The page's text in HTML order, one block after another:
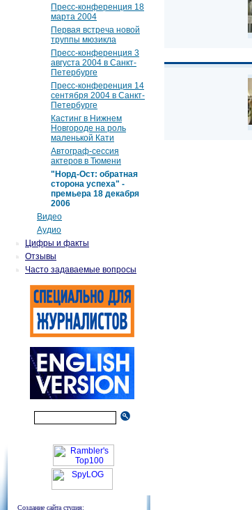
Пресс-конференция 18
марта 2004
Первая встреча новой
труппы мюзикла
Пресс-конференция 3
августа 2004 в Санкт-
Петербурге
Пресс-конференция 14
сентября 2004 в Санкт-
Петербурге
Кастинг в Нижнем
Новгороде на роль
маленькой Кати
Автограф-сессия
актеров в Тюмени
"Норд-Ост: обратная
сторона успеха" -
премьера 18 декабря
2006
Видео
Аудио
Цифры и факты
Отзывы
Часто задаваемые вопросы
Создание сайта студия: